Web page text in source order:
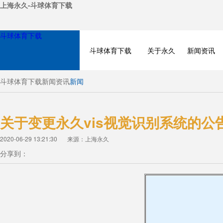
上海永久-斗球体育下载
斗球体育下载
斗球体育下载
关于永久 新闻资讯
斗球体育下载新闻资讯新闻
关于变更永久vis视觉识别系统的公
2020-06-29 13:21:30 来源：上海永久
分享到：